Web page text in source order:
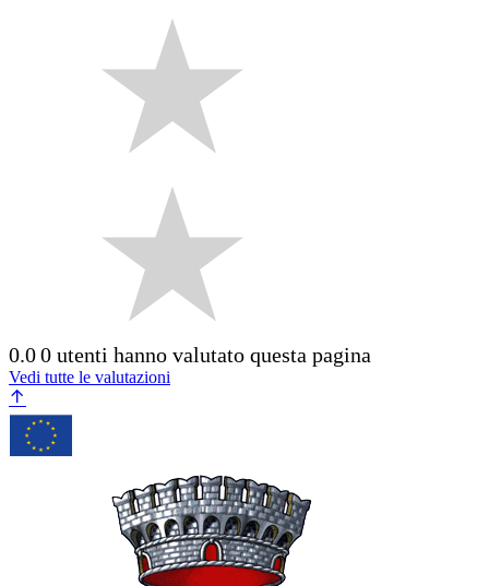
0.00 utenti hanno valutato questa pagina
Vedi tutte le valutazioni